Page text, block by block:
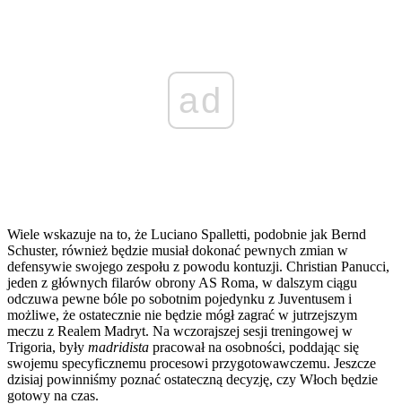
ad
Wiele wskazuje na to, że Luciano Spalletti, podobnie jak Bernd
Schuster, również będzie musiał dokonać pewnych zmian w
defensywie swojego zespołu z powodu kontuzji. Christian Panucci,
jeden z głównych filarów obrony AS Roma, w dalszym ciągu
odczuwa pewne bóle po sobotnim pojedynku z Juventusem i
możliwe, że ostatecznie nie będzie mógł zagrać w jutrzejszym
meczu z Realem Madryt. Na wczorajszej sesji treningowej w
Trigoria, były madridista pracował na osobności, poddając się
swojemu specyficznemu procesowi przygotowawczemu. Jeszcze
dzisiaj powinniśmy poznać ostateczną decyzję, czy Włoch będzie
gotowy na czas.